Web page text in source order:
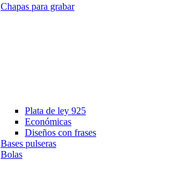
Chapas para grabar
Plata de ley 925
Económicas
Diseños con frases
Bases pulseras
Bolas